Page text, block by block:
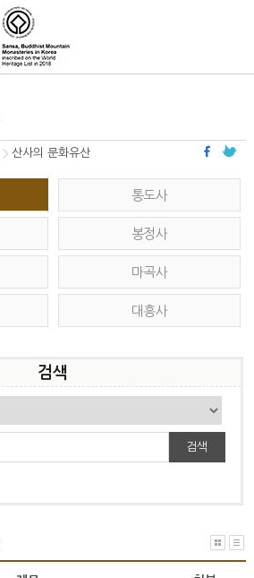
산사의 문화유산
통도사
봉정사
마곡사
대흥사
검색
검색